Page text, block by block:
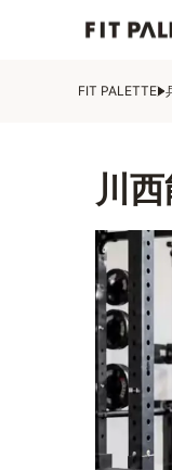
FIT PALETTE
川